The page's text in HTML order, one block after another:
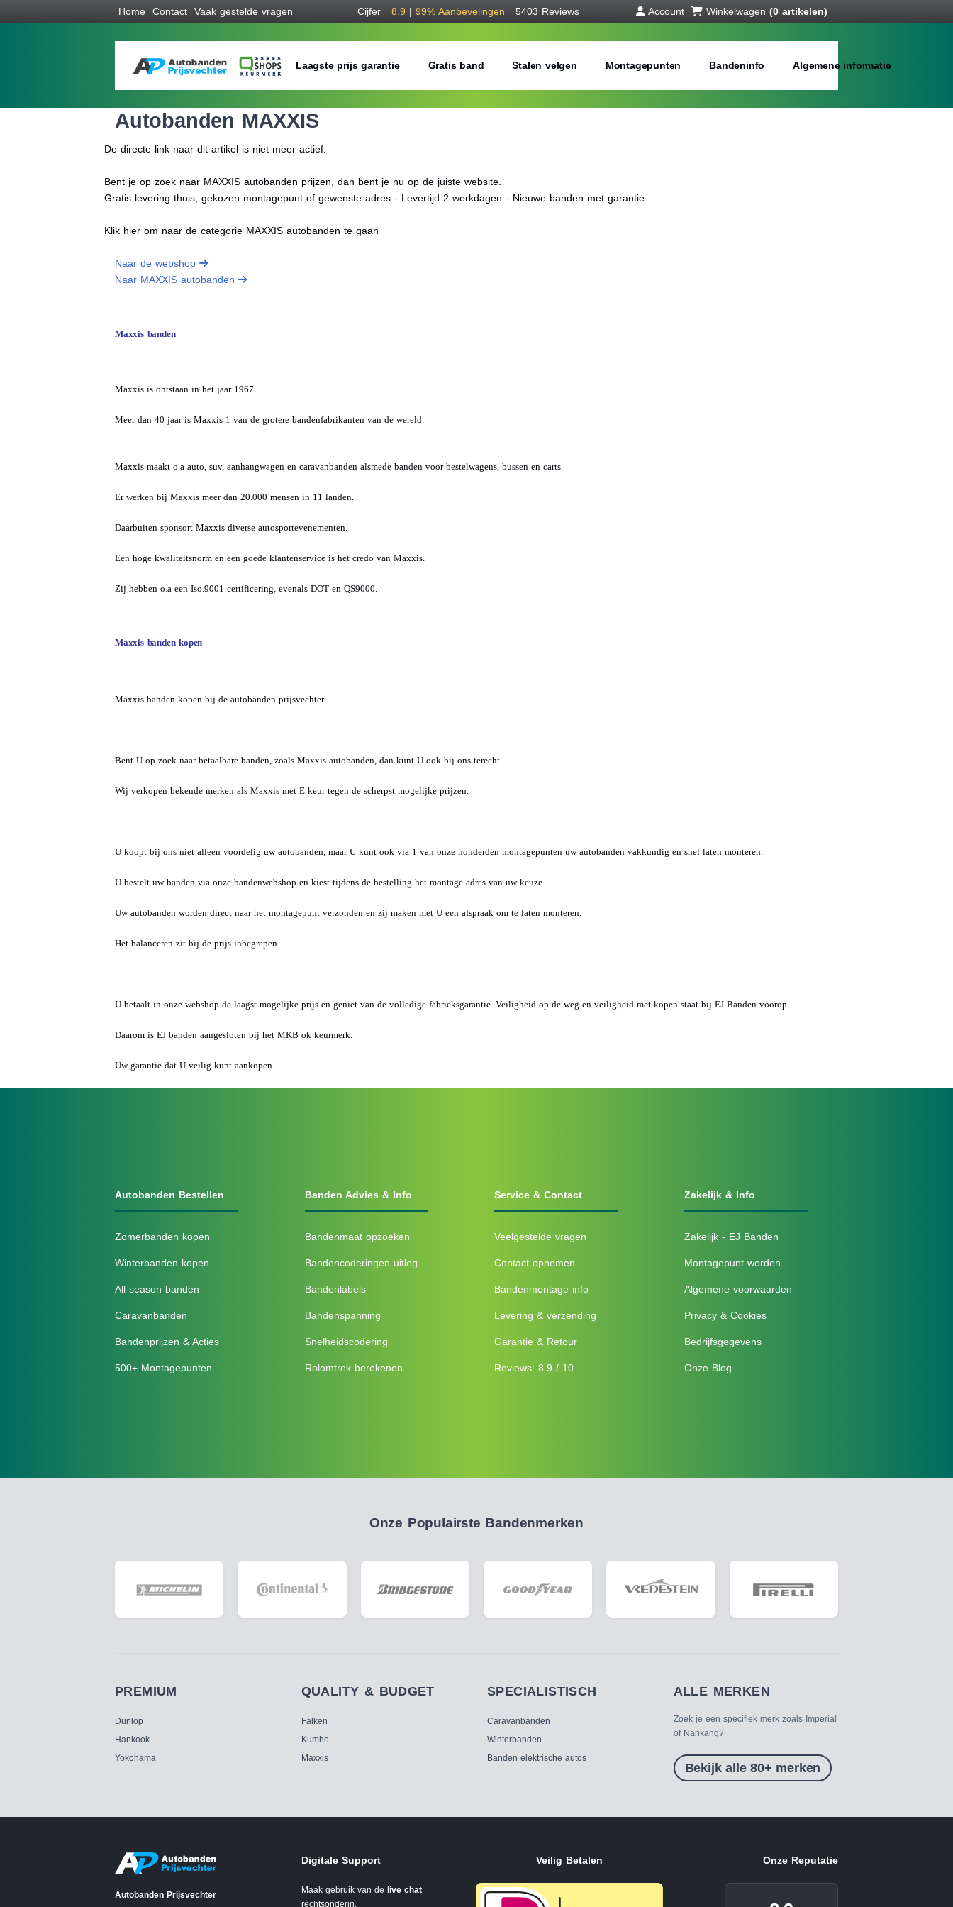
Home Contact Vaak gestelde vragen Cijfer 8.9 | 99% Aanbevelingen 5403 Reviews Account Winkelwagen (0 artikelen)
Laagste prijs garantie Gratis band Stalen velgen Montagepunten Bandeninfo Algemene informatie
Autobanden MAXXIS
De directe link naar dit artikel is niet meer actief.
Bent je op zoek naar MAXXIS autobanden prijzen, dan bent je nu op de juiste website.
Gratis levering thuis, gekozen montagepunt of gewenste adres - Levertijd 2 werkdagen - Nieuwe banden met garantie
Klik hier om naar de categorie MAXXIS autobanden te gaan
Naar de webshop
Naar MAXXIS autobanden
Maxxis banden
Maxxis is ontstaan in het jaar 1967.
Meer dan 40 jaar is Maxxis 1 van de grotere bandenfabrikanten van de wereld.
Maxxis maakt o.a auto, suv, aanhangwagen en caravanbanden alsmede banden voor bestelwagens, bussen en carts.
Er werken bij Maxxis meer dan 20.000 mensen in 11 landen.
Daarbuiten sponsort Maxxis diverse autosportevenementen.
Een hoge kwaliteitsnorm en een goede klantenservice is het credo van Maxxis.
Zij hebben o.a een Iso.9001 certificering, evenals DOT en QS9000.
Maxxis banden kopen
Maxxis banden kopen bij de autobanden prijsvechter.
Bent U op zoek naar betaalbare banden, zoals Maxxis autobanden, dan kunt U ook bij ons terecht.
Wij verkopen bekende merken als Maxxis met E keur tegen de scherpst mogelijke prijzen.
U koopt bij ons niet alleen voordelig uw autobanden, maar U kunt ook via 1 van onze honderden montagepunten uw autobanden vakkundig en snel laten monteren.
U bestelt uw banden via onze bandenwebshop en kiest tijdens de bestelling het montage-adres van uw keuze.
Uw autobanden worden direct naar het montagepunt verzonden en zij maken met U een afspraak om te laten monteren.
Het balanceren zit bij de prijs inbegrepen.
U betaalt in onze webshop de laagst mogelijke prijs en geniet van de volledige fabrieksgarantie. Veiligheid op de weg en veiligheid met kopen staat bij EJ Banden voorop.
Daarom is EJ banden aangesloten bij het MKB ok keurmerk.
Uw garantie dat U veilig kunt aankopen.
Autobanden Bestellen
Zomerbanden kopen
Winterbanden kopen
All-season banden
Caravanbanden
Bandenprijzen & Acties
500+ Montagepunten
Banden Advies & Info
Bandenmaat opzoeken
Bandencoderingen uitleg
Bandenlabels
Bandenspanning
Snelheidscodering
Rolomtrek berekenen
Service & Contact
Veelgestelde vragen
Contact opnemen
Bandenmontage info
Levering & verzending
Garantie & Retour
Reviews: 8.9 / 10
Zakelijk & Info
Zakelijk - EJ Banden
Montagepunt worden
Algemene voorwaarden
Privacy & Cookies
Bedrijfsgegevens
Onze Blog
Onze Populairste Bandenmerken
PREMIUM
Dunlop
Hankook
Yokohama
QUALITY & BUDGET
Falken
Kumho
Maxxis
SPECIALISTISCH
Caravanbanden
Winterbanden
Banden elektrische autos
ALLE MERKEN
Zoek je een specifiek merk zoals Imperial
of Nankang?
Bekijk alle 80+ merken
Autobanden Prijsvechter
Digitale Support
Maak gebruik van de live chat
rechtsonderin.
Veilig Betalen Onze Reputatie